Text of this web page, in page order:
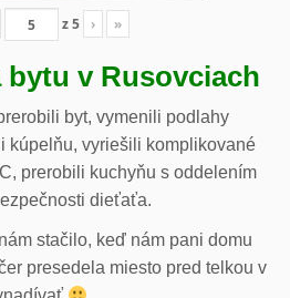
z5 › »
v Rusovciach
byt, vymenili podlahy
kúpelňu, vyriešili komplikované
prerobili kuchyňu s oddelením
dieťaťa.
stačilo, keď nám pani domu
presedela miesto pred telkou v